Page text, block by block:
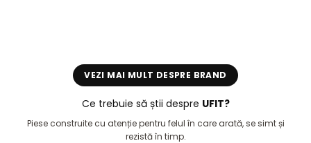
VEZI MAI MULT DESPRE BRAND
Ce trebuie să știi despre UFIT?
Piese construite cu atenție pentru felul în care arată, se simt și
rezistă în timp.